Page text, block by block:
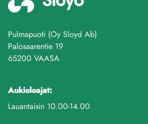
Pulmapuoti (Oy Sloyd Ab)
Palosaarentie 19
65200 VAASA
Aukioloajat:
Lauantaisin 10.00-14.00